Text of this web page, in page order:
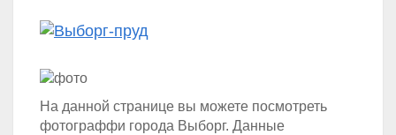
На данной странице вы можете посмотреть
фотограффи города Выборг. Данные